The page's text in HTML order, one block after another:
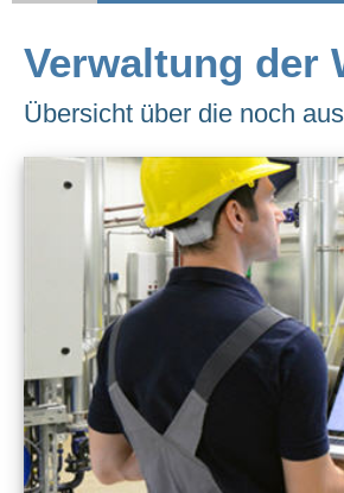
Verwaltung der
Übersicht über die noch